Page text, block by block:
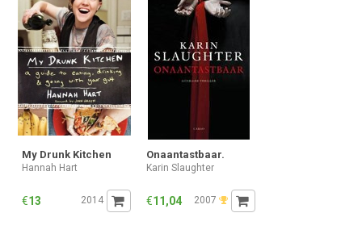
My Drunk Kitchen
Hannah Hart
€13 2014
Onaantastbaar.
Karin Slaughter
€11,04 2007